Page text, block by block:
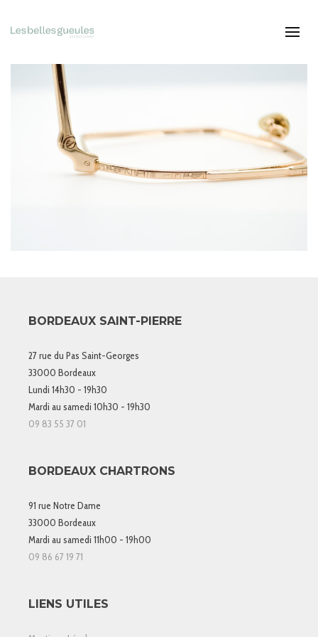
BORDEAUX SAINT-PIERRE
27 rue du Pas Saint-Georges
33000 Bordeaux
Lundi 14h30 - 19h30
Mardi au samedi 10h30 - 19h30
09 83 55 37 01
BORDEAUX CHARTRONS
91 rue Notre Dame
33000 Bordeaux
Mardi au samedi 11h00 - 19h00
09 86 67 19 71
LIENS UTILES